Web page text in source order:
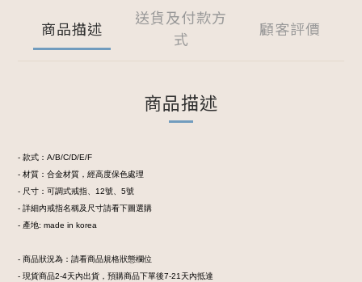
商品描述
送貨及付款方
式
顧客評價
商品描述
- 款式：A/B/C/D/E/F
- 材質：合金材質，經高度保色處理
- 尺寸：可調式戒指、12號、5號
- 詳細內戒指名稱及尺寸請看下圖選購
- 產地: made in korea
- 商品狀況為：請看商品規格狀態欄位
- 現貨商品2-4天內出貨，預購商品下單後7-21天內抵達